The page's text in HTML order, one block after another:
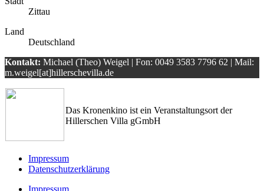
Zittau
Land
Deutschland
Kontakt: Michael (Theo) Weigel | Fon: 0049 3583 7796 62 | Mail:
m.weigel[at]hillerschevilla.de
Das Kronenkino ist ein Veranstaltungsort der
Hillerschen Villa gGmbH
Impressum
Datenschutzerklärung
Impressum